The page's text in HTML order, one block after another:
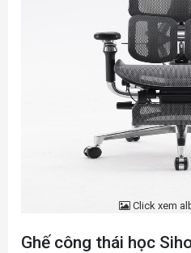
Click xem
Ghế công thái học